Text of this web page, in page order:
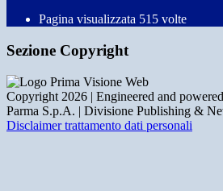
Pagina visualizzata 515 volte
Sezione Copyright
Copyright 2026 | Engineered and
Parma S.p.A. | Divisione Publishing &
Disclaimer trattamento dati personali